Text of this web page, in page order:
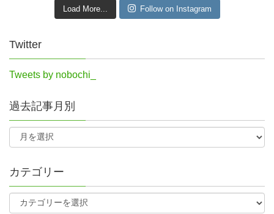
Load More... Follow on Instagram
Twitter
Tweets by nobochi_
過去記事月別
カテゴリー